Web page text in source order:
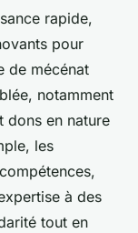
rapide,
pour
de mécénat
notamment
dons en nature
les
à des
tout en